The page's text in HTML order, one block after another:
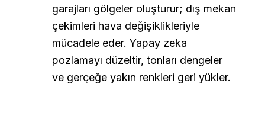
garajları gölgeler oluşturur; dış mekan
çekimleri hava değişiklikleriyle
mücadele eder. Yapay zeka
pozlamayı düzeltir, tonları dengeler
ve gerçeğe yakın renkleri geri yükler.